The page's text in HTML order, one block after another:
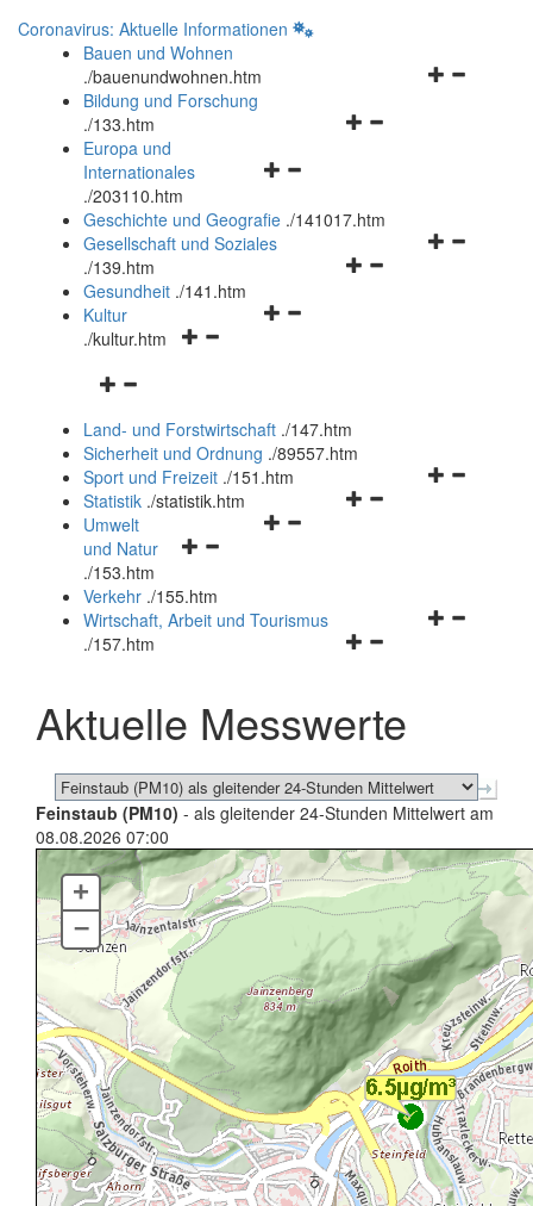
Coronavirus: Aktuelle Informationen
Bauen und Wohnen
./bauenundwohnen.htm
Navigationsmenü
Bildung und Forschung
./133.htm
Navigationsmenü
und
schließen
Europa und
Internationales
./203110.htm
Geschichte und Geografie ./141017.htm
Navigationsmenü
Gesellschaft und Soziales
./139.htm
Navigationsmenü
Gesundheit ./141.htm
Navigationsmenü
Kultur
./kultur.htm
Navigationsmenü
und
schließen
Land- und Forstwirtschaft ./147.htm
Sicherheit und Ordnung ./89557.htm
Navigationsmenü
Sport und Freizeit ./151.htm
Navigationsmenü
Statistik ./statistik.htm
Navigationsmenü
und
schließen
Umwelt
und Natur
./153.htm
Verkehr ./155.htm
Navigationsmenü
schließen
Wirtschaft, Arbeit und Tourismus
./157.htm
Aktuelle Messwerte
Feinstaub (PM10) - als gleitender 24-Stunden Mittelwert am
08.08.2026 07:00
+
–